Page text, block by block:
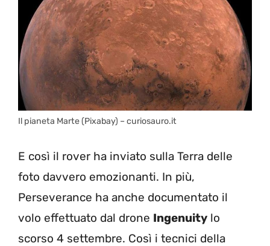
Il pianeta Marte (Pixabay) – curiosauro.it
E così il rover ha inviato sulla Terra delle
foto davvero emozionanti. In più,
Perseverance ha anche documentato il
volo effettuato dal drone Ingenuity lo
scorso 4 settembre. Così i tecnici della